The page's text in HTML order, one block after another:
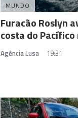
MUNDO
Furacão Roslyn
costa do Pacífico
Agência Lusa 19:31